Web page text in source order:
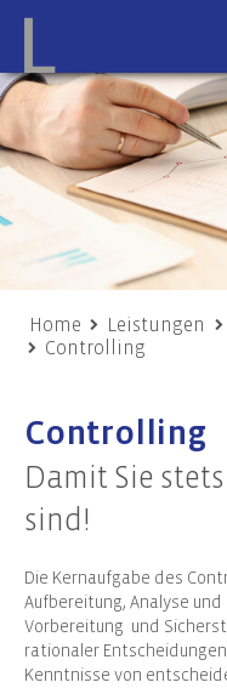
Home Leistungen
Controlling
Controlling
Damit Sie
sind!
Die Kernaufgabe des
Aufbereitung, Analyse
Vorbereitung und
rationaler
Kenntnisse von